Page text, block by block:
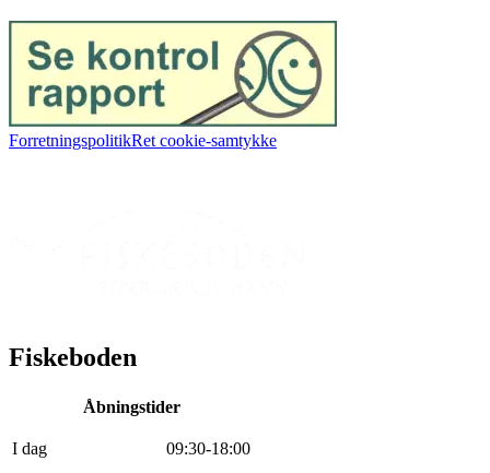
ForretningspolitikRet cookie-samtykke
Fiskeboden
Åbningstider
I dag 09:30-18:00